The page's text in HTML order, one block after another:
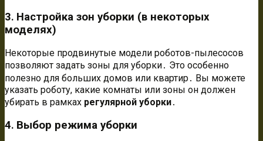
3․ Настройка зон уборки (в некоторых
моделях)
Некоторые продвинутые модели роботов-пылесосов
позволяют задать зоны для уборки․ Это особенно
полезно для больших домов или квартир․ Вы можете
указать роботу, какие комнаты или зоны он должен
убирать в рамках регулярной уборки․
4․ Выбор режима уборки